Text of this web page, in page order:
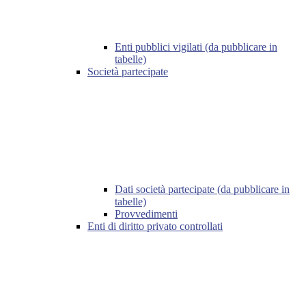
Enti pubblici vigilati (da pubblicare in
tabelle)
Società partecipate
Dati società partecipate (da pubblicare in
tabelle)
Provvedimenti
Enti di diritto privato controllati